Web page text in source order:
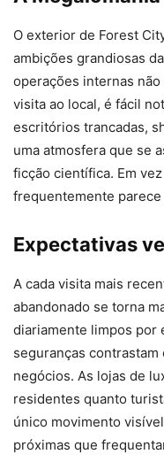
O exterior de Forest
ambições grandiosas
operações internas não
visita ao local, é fácil
escritórios trancadas,
uma atmosfera que se
ficção científica. Em
frequentemente
Expectativas
A cada visita mais
abandonado se torna
diariamente limpos por
seguranças
negócios. As lojas de
residentes quanto
único movimento
próximas que